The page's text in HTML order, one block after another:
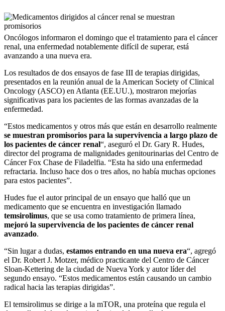
Oncólogos informaron el domingo que el tratamiento para el cáncer
renal, una enfermedad notablemente difícil de superar, está
avanzando a una nueva era.
Los resultados de dos ensayos de fase III de terapias dirigidas,
presentados en la reunión anual de la American Society of Clinical
Oncology (ASCO) en Atlanta (EE.UU.), mostraron mejorías
significativas para los pacientes de las formas avanzadas de la
enfermedad.
“Estos medicamentos y otros más que están en desarrollo realmente
se muestran promisorios para la supervivencia a largo plazo de
los pacientes de cáncer renal“, aseguró el Dr. Gary R. Hudes,
director del programa de malignidades genitourinarias del Centro de
Cáncer Fox Chase de Filadelfia. “Esta ha sido una enfermedad
refractaria. Incluso hace dos o tres años, no había muchas opciones
para estos pacientes”.
Hudes fue el autor principal de un ensayo que halló que un
medicamento que se encuentra en investigación llamado
temsirolimus, que se usa como tratamiento de primera línea,
mejoró la supervivencia de los pacientes de cáncer renal
avanzado.
“Sin lugar a dudas, estamos entrando en una nueva era“, agregó
el Dr. Robert J. Motzer, médico practicante del Centro de Cáncer
Sloan-Kettering de la ciudad de Nueva York y autor líder del
segundo ensayo. “Estos medicamentos están causando un cambio
radical hacia las terapias dirigidas”.
El temsirolimus se dirige a la mTOR, una proteína que regula el